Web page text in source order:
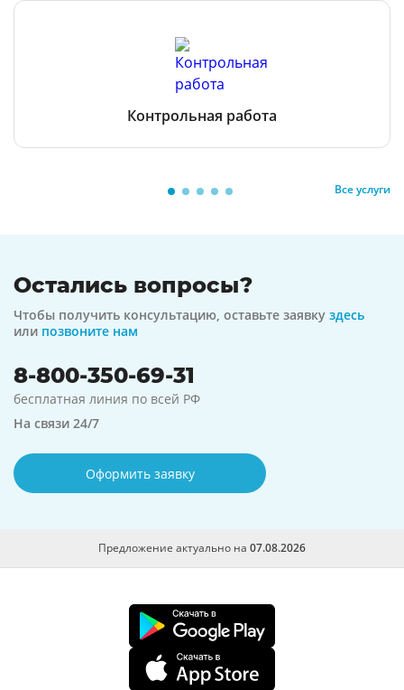
Контрольная работа
Все услуги
Остались вопросы?
Чтобы получить консультацию, оставьте заявку здесь
или позвоните нам
8-800-350-69-31
бесплатная линия по всей РФ
На связи 24/7
Оформить заявку
Предложение актуально на 07.08.2026